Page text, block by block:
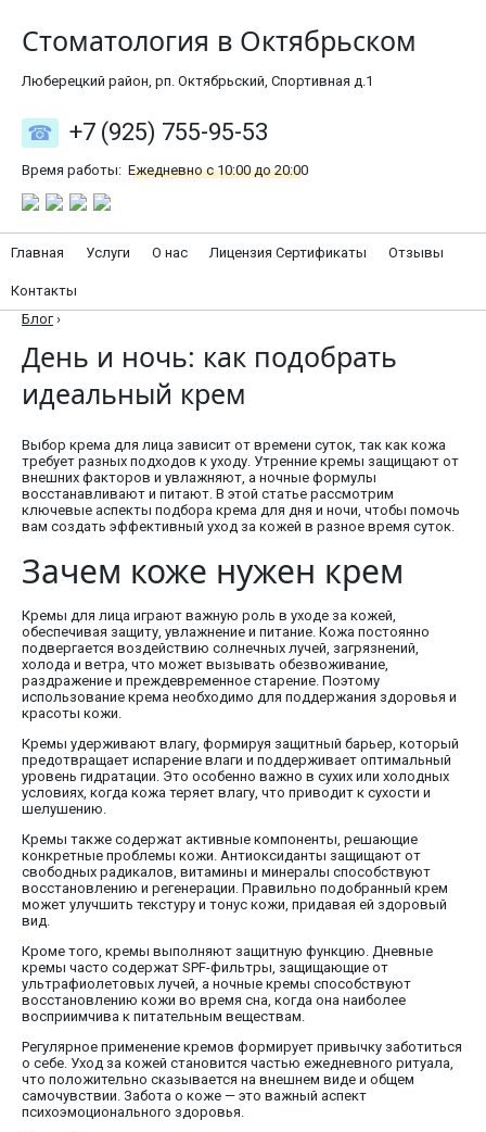
Стоматология в Октябрьском
Люберецкий район, рп. Октябрьский, Спортивная д.1
+7 (925) 755-95-53
Время работы: Ежедневно с 10:00 до 20:00
Главная Услуги О нас Лицензия Сертификаты Отзывы
Контакты
Блог ›
День и ночь: как подобрать
идеальный крем
Выбор крема для лица зависит от времени суток, так как кожа
требует разных подходов к уходу. Утренние кремы защищают от
внешних факторов и увлажняют, а ночные формулы
восстанавливают и питают. В этой статье рассмотрим
ключевые аспекты подбора крема для дня и ночи, чтобы помочь
вам создать эффективный уход за кожей в разное время суток.
Зачем коже нужен крем
Кремы для лица играют важную роль в уходе за кожей,
обеспечивая защиту, увлажнение и питание. Кожа постоянно
подвергается воздействию солнечных лучей, загрязнений,
холода и ветра, что может вызывать обезвоживание,
раздражение и преждевременное старение. Поэтому
использование крема необходимо для поддержания здоровья и
красоты кожи.
Кремы удерживают влагу, формируя защитный барьер, который
предотвращает испарение влаги и поддерживает оптимальный
уровень гидратации. Это особенно важно в сухих или холодных
условиях, когда кожа теряет влагу, что приводит к сухости и
шелушению.
Кремы также содержат активные компоненты, решающие
конкретные проблемы кожи. Антиоксиданты защищают от
свободных радикалов, витамины и минералы способствуют
восстановлению и регенерации. Правильно подобранный крем
может улучшить текстуру и тонус кожи, придавая ей здоровый
вид.
Кроме того, кремы выполняют защитную функцию. Дневные
кремы часто содержат SPF-фильтры, защищающие от
ультрафиолетовых лучей, а ночные кремы способствуют
восстановлению кожи во время сна, когда она наиболее
восприимчива к питательным веществам.
Регулярное применение кремов формирует привычку заботиться
о себе. Уход за кожей становится частью ежедневного ритуала,
что положительно сказывается на внешнем виде и общем
самочувствии. Забота о коже — это важный аспект
психоэмоционального здоровья.